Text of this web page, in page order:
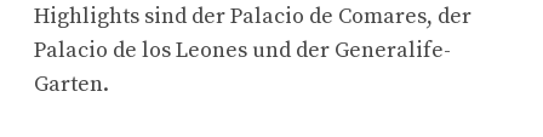
Highlights sind der Palacio de Comares, der
Palacio de los Leones und der Generalife-
Garten.